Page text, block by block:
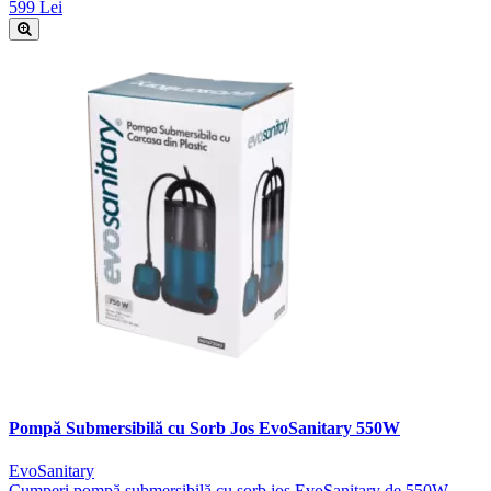
599 Lei
Pompă Submersibilă cu Sorb Jos EvoSanitary 550W
EvoSanitary